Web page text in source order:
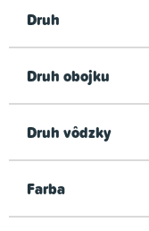
Druh
Druh obojku
Druh vôdzky
Farba